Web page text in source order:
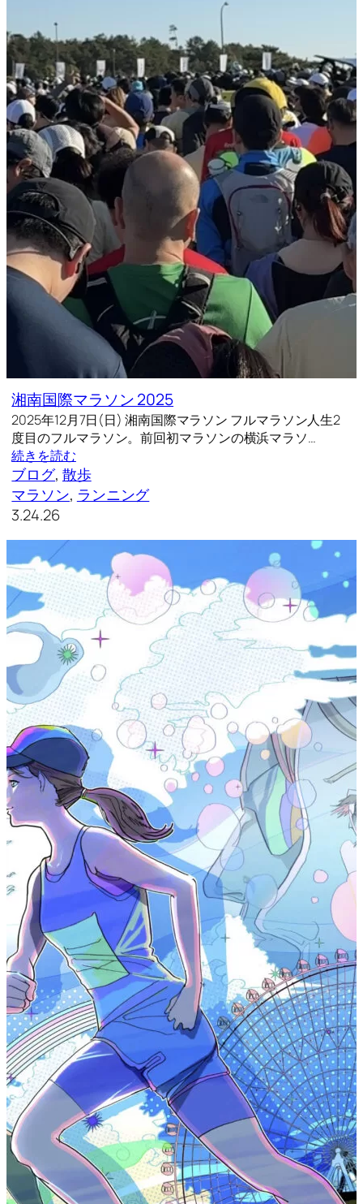
湘南国際マラソン 2025
2025年12月7日(日) 湘南国際マラソン フルマラソン人生2
度目のフルマラソン。前回初マラソンの横浜マラソ…
続きを読む
ブログ, 散歩
マラソン, ランニング
3.24.26